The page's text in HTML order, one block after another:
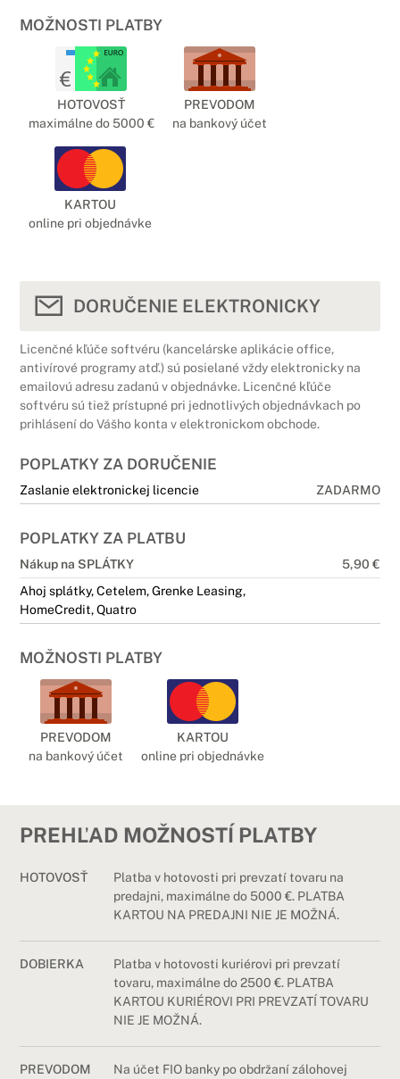
MOŽNOSTI PLATBY
HOTOVOSŤ
maximálne do 5000 €
PREVODOM
na bankový účet
KARTOU
online pri objednávke
DORUČENIE ELEKTRONICKY
Licenčné kľúče softvéru (kancelárske aplikácie office,
antivírové programy atď.) sú posielané vždy elektronicky na
emailovú adresu zadanú v objednávke. Licenčné kľúče
softvéru sú tiež prístupné pri jednotlivých objednávkach po
prihlásení do Vášho konta v elektronickom obchode.
POPLATKY ZA DORUČENIE
Zaslanie elektronickej licencie ZADARMO
POPLATKY ZA PLATBU
Nákup na SPLÁTKY
5,90 €
Ahoj splátky, Cetelem, Grenke Leasing,
HomeCredit, Quatro
MOŽNOSTI PLATBY
PREVODOM
na bankový účet
KARTOU
online pri objednávke
PREHĽAD MOŽNOSTÍ PLATBY
HOTOVOSŤ
Platba v hotovosti pri prevzatí tovaru na
predajni, maximálne do 5000 €. PLATBA
KARTOU NA PREDAJNI NIE JE MOŽNÁ.
DOBIERKA
Platba v hotovosti kuriérovi pri prevzatí
tovaru, maximálne do 2500 €. PLATBA
KARTOU KURIÉROVI PRI PREVZATÍ TOVARU
NIE JE MOŽNÁ.
PREVODOM
Na účet FIO banky po obdržaní zálohovej